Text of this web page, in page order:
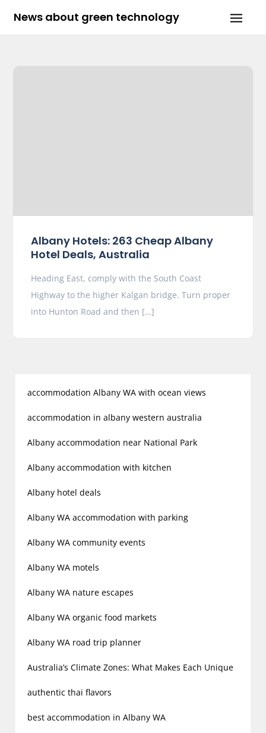
News about green technology
Albany Hotels: 263 Cheap Albany
Hotel Deals, Australia
Heading East, comply with the South Coast
Highway to the higher Kalgan bridge. Turn proper
into Hunton Road and then […]
accommodation Albany WA with ocean views
accommodation in albany western australia
Albany accommodation near National Park
Albany accommodation with kitchen
Albany hotel deals
Albany WA accommodation with parking
Albany WA community events
Albany WA motels
Albany WA nature escapes
Albany WA organic food markets
Albany WA road trip planner
Australia’s Climate Zones: What Makes Each Unique
authentic thai flavors
best accommodation in Albany WA